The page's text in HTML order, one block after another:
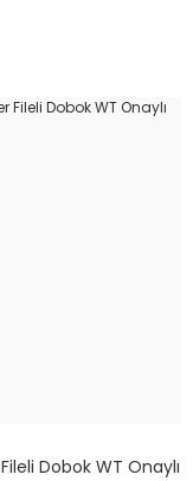
Dobok WT Onaylı